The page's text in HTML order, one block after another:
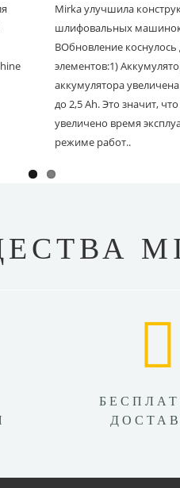
Mirka улучшила
шлифовальных машинок
BОбновление коснулось
элементов:1)
аккумулятора увеличена
до 2,5 Ah. Это значит,
увеличено время
режиме работ..